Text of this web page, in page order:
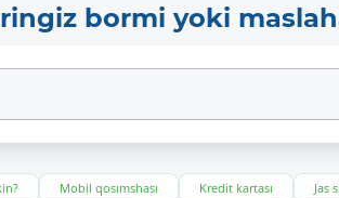
bormi yoki
Mobil qosımshası Kredit kartası Jas